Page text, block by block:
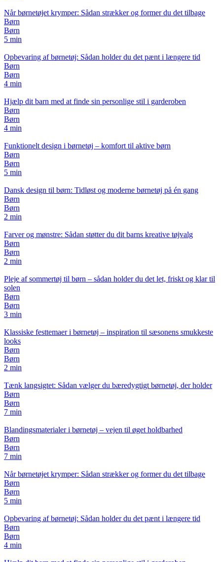
Når børnetøjet krymper: Sådan strækker og former du det tilbage
Børn
Børn
5 min
Opbevaring af børnetøj: Sådan holder du det pænt i længere tid
Børn
Børn
4 min
Hjælp dit barn med at finde sin personlige stil i garderoben
Børn
Børn
4 min
Funktionelt design i børnetøj – komfort til aktive børn
Børn
Børn
5 min
Dansk design til børn: Tidløst og moderne børnetøj på én gang
Børn
Børn
2 min
Farver og mønstre: Sådan støtter du dit barns kreative tøjvalg
Børn
Børn
2 min
Pleje af sommertøj til børn – sådan holder du det let, friskt og klar til
solen
Børn
Børn
3 min
Klassiske festtemaer i børnetøj – inspiration til sæsonens smukkeste
looks
Børn
Børn
2 min
Tænk langsigtet: Sådan vælger du bæredygtigt børnetøj, der holder
Børn
Børn
7 min
Blandingsmaterialer i børnetøj – vejen til øget holdbarhed
Børn
Børn
7 min
Når børnetøjet krymper: Sådan strækker og former du det tilbage
Børn
Børn
5 min
Opbevaring af børnetøj: Sådan holder du det pænt i længere tid
Børn
Børn
4 min